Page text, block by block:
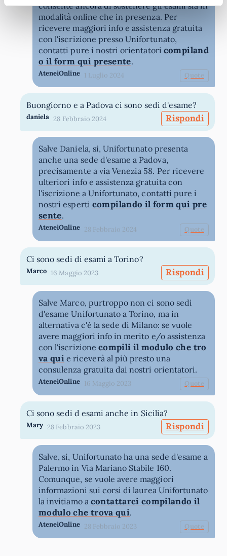
consente ancora di sostenere gli esami sia in
modalità online che in presenza. Per
ricevere maggiori info e assistenza gratuita
con l'iscrizione presso Unifortunato,
contatti pure i nostri orientatori compiland
o il form qui presente.
AteneiOnline 1 Luglio 2024 Quote
Buongiorno e a Padova ci sono sedi d'esame?
daniela 28 Febbraio 2024 Rispondi
Salve Daniela, sì, Unifortunato presenta
anche una sede d'esame a Padova,
precisamente a via Venezia 58. Per ricevere
ulteriori info e assistenza gratuita con
l'iscrizione a Unifortunato, contatti pure i
nostri esperti compilando il form qui pre
sente.
AteneiOnline 28 Febbraio 2024 Quote
Ci sono sedi di esami a Torino?
Marco 16 Maggio 2023 Rispondi
Salve Marco, purtroppo non ci sono sedi
d'esame Unifortunato a Torino, ma in
alternativa c'è la sede di Milano: se vuole
avere maggiori info in merito e/o assistenza
con l'iscrizione compili il modulo che tro
va qui e riceverà al più presto una
consulenza gratuita dai nostri orientatori.
AteneiOnline 16 Maggio 2023 Quote
Ci sono sedi d esami anche in Sicilia?
Mary 28 Febbraio 2023 Rispondi
Salve, sì, Unifortunato ha una sede d'esame a
Palermo in Via Mariano Stabile 160.
Comunque, se vuole avere maggiori
informazioni sui corsi di laurea Unifortunato
la invitiamo a contattarci compilando il
modulo che trova qui.
AteneiOnline 28 Febbraio 2023 Quote